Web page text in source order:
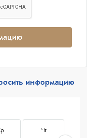
информацию
Чт